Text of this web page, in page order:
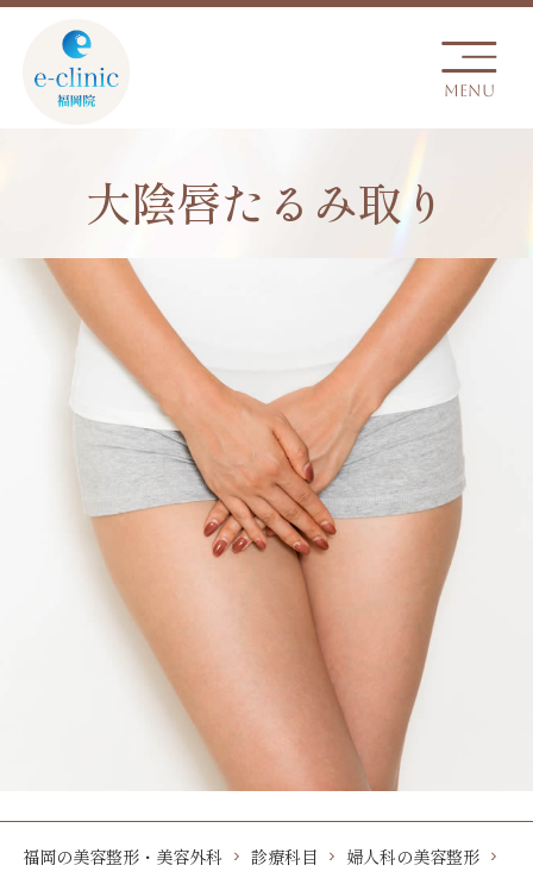
大陰唇たるみ取り
福岡の美容整形・美容外科 診療科目 婦人科の美容整形